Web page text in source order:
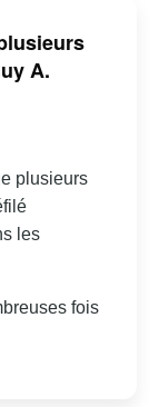
A.
plusieurs
les
fois